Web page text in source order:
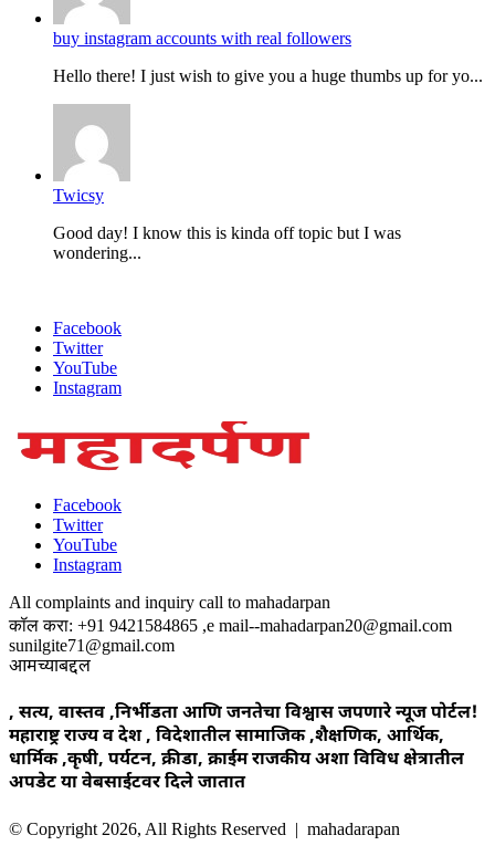
buy instagram accounts with real followers
Hello there! I just wish to give you a huge thumbs up for yo...
Twicsy
Good day! I know this is kinda off topic but I was
wondering...
Facebook
Twitter
YouTube
Instagram
Facebook
Twitter
YouTube
Instagram
All complaints and inquiry call to mahadarpan
कॉल करा: +91 9421584865 ,e mail--mahadarpan20@gmail.com
sunilgite71@gmail.com
आमच्याबद्दल
, सत्य, वास्तव ,निर्भीडता आणि जनतेचा विश्वास जपणारे न्यूज पोर्टल!
महाराष्ट्र राज्य व देश , विदेशातील सामाजिक ,शैक्षणिक, आर्थिक,
धार्मिक ,कृषी, पर्यटन, क्रीडा, क्राईम राजकीय अशा विविध क्षेत्रातील
अपडेट या वेबसाईटवर दिले जातात
© Copyright 2026, All Rights Reserved | mahadarapan